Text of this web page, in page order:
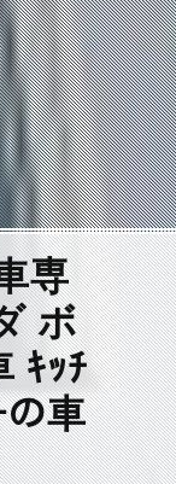
専
ボ
ｷｯﾁ
車